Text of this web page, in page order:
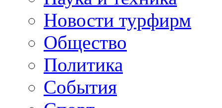
Новости турфирм
Общество
Политика
События